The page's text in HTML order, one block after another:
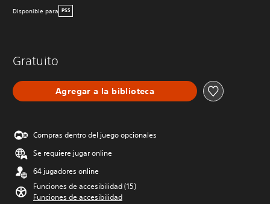
Disponible para PS5
Gratuito
Agregar a la biblioteca
Compras dentro del juego opcionales
Se requiere jugar online
64 jugadores online
Funciones de accesibilidad (15)
Funciones de accesibilidad